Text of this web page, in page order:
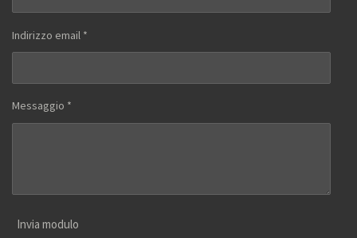
Indirizzo email *
Messaggio *
Invia modulo